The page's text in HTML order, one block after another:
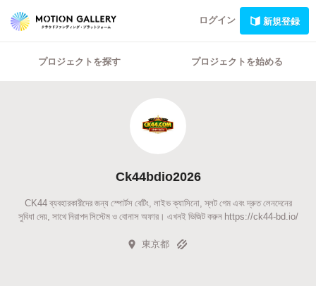
ログイン 新規登録
プロジェクトを探す プロジェクトを始める
Ck44bdio2026
CK44 ব্যবহারকারীদের জন্য স্পোর্টস বেটিং, লাইভ ক্যাসিনো, স্লট গেম এবং দ্রুত লেনদেনের
সুবিধা দেয়, সাথে নিরাপদ সিস্টেম ও বোনাস অফার। এখনই ভিজিট করুন https://ck44-bd.io/
東京都